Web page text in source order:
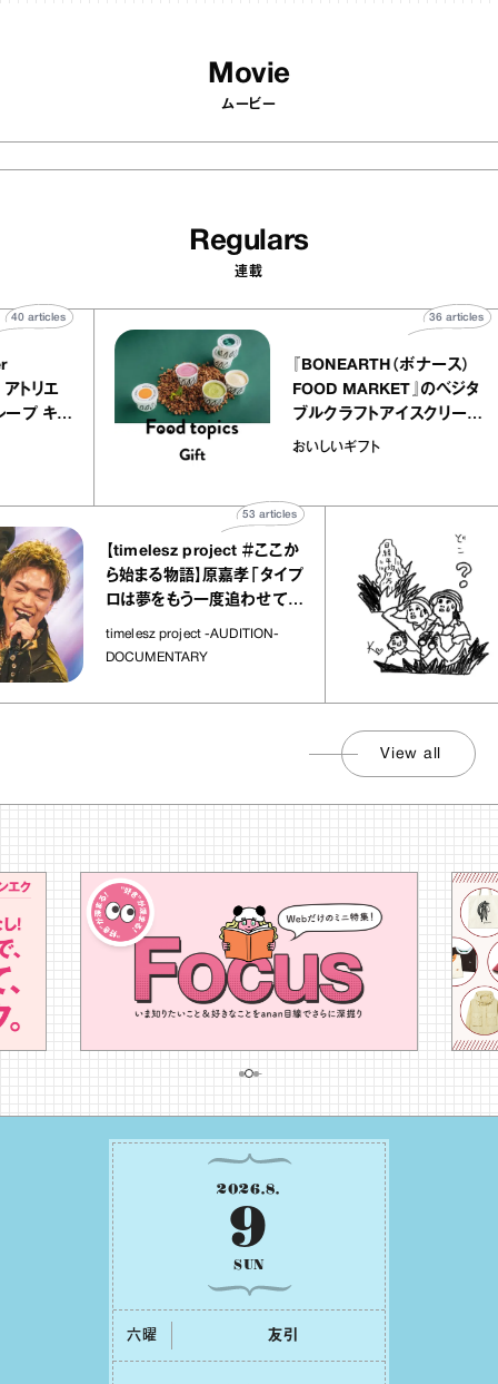
Movie
ムービー
Regulars
連載
atelier
リー アトリエ
ルクレープ キャ
40articles
『BONEARTH（ボナー
FOOD MARKET』の
ブルクラフトアイスク
｜真野知子の「おいし
おいしいギフト
36
【timelesz project ＃ここか
ら始まる物語】原嘉孝「タイプ
ロは夢をもう一度追わせてく
れた場所」
timelesz project -AUDITION-
DOCUMENTARY
articles
View all
2026.8.
9
SUN
六曜 友引